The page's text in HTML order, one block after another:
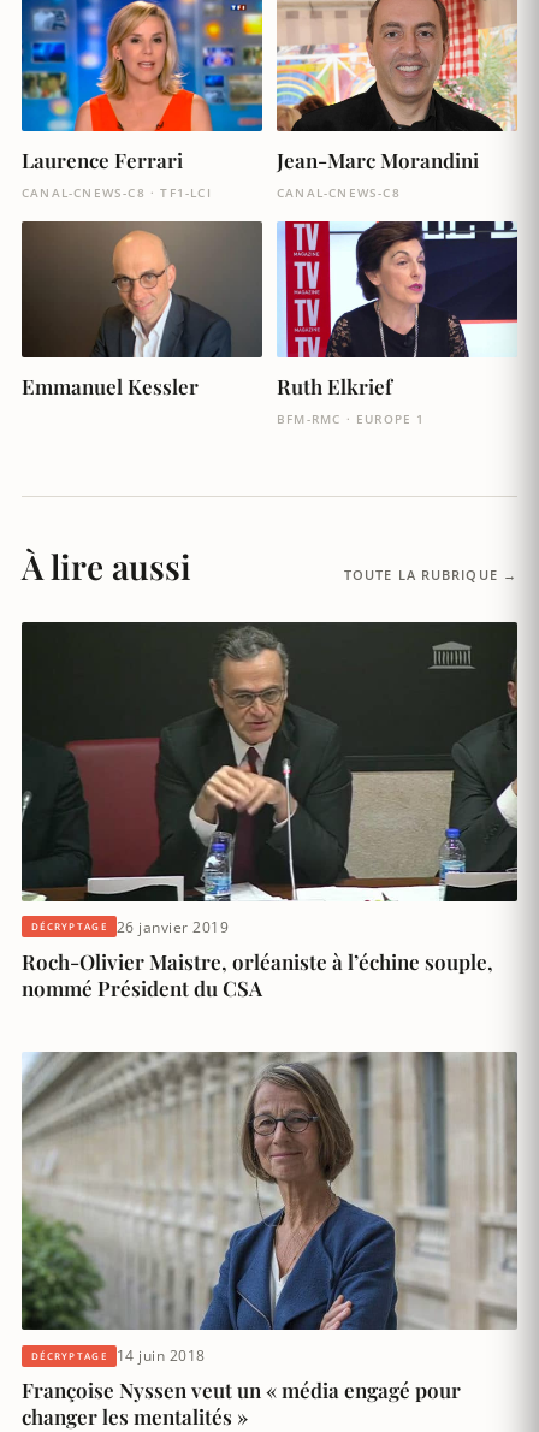
Laurence Ferrari
CANAL-CNEWS-C8 · TF1-LCI
Jean-Marc Morandini
CANAL-CNEWS-C8
Emmanuel Kessler Ruth Elkrief
BFM-RMC · EUROPE 1
À lire aussi TOUTE LA RUBRIQUE →
DÉCRYPTAGE 26 janvier 2019
Roch-Olivier Maistre, orléaniste à l’échine souple,
nommé Président du CSA
DÉCRYPTAGE 14 juin 2018
Françoise Nyssen veut un « média engagé pour
changer les mentalités »